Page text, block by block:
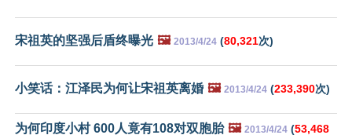
宋祖英的坚强后盾终曝光 🖼️ 2013/4/24 (80,321次)
小笑话：江泽民为何让宋祖英离婚 🖼️ 2013/4/24 (233,390次)
为何印度小村 600人竟有108对双胞胎 🖼️ 2013/4/24 (53,468